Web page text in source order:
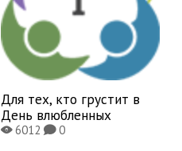
Для тех, кто грустит в
День влюбленных
X6012K0